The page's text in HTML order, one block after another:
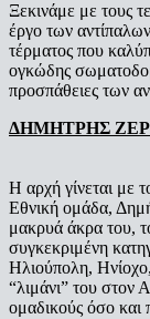
Ξεκινάμε με τους
έργο των
τέρματος που
ογκώδης
προσπάθειες των
ΔΗΜΗΤΡΗΣ
Η αρχή γίνεται με
Εθνική ομάδα,
μακρυά άκρα του,
συγκεκριμένη
Ηλιούπολη,
“λιμάνι” του στον
ομαδικούς όσο και